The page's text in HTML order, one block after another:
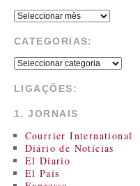
CATEGORIAS:
LIGAÇÕES:
1. JORNAIS
Courrier International
Diário de Notícias
El Diario
El País